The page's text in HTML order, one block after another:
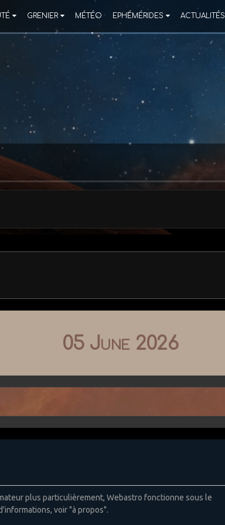
GRENIER MÉTÉO EPHÉMÉRIDES ACTUALITÉS
05 June 2026
plus particulièrement, Webastro fonctionne sous le
voir "à propos".